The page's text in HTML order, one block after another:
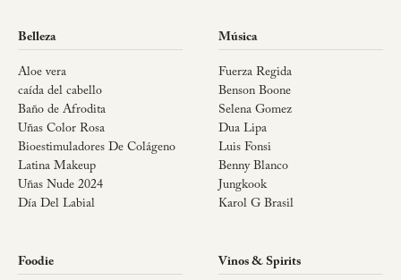
Belleza
Aloe vera
caída del cabello
Baño de Afrodita
Uñas Color Rosa
Bioestimuladores De Colágeno
Latina Makeup
Uñas Nude 2024
Día Del Labial
Música
Fuerza Regida
Benson Boone
Selena Gomez
Dua Lipa
Luis Fonsi
Benny Blanco
Jungkook
Karol G Brasil
Foodie Vinos & Spirits